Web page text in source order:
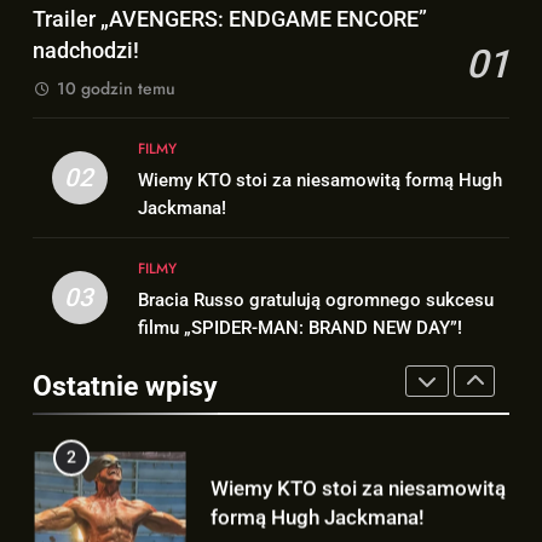
ENCORE” nadchodzi!
formą Hugh Jackmana!
FILMY
3
Bracia Russo gratulują
„SPIDER-MAN: BRAND NEW
DAY”!
FILMY
4
Wiemy, kiedy pojawi się DRUGI
TRAILER „AVENGERS:
DOOMSDAY”!
Trailer „AVENGERS: ENDGAME ENCORE”
nadchodzi!
01
10 godzin temu
02
FILMY
Wiemy KTO stoi za niesamowitą formą Hugh
Jackmana!
03
FILMY
Bracia Russo gratulują ogromnego sukcesu
filmu „SPIDER-MAN: BRAND NEW DAY”!
Ostatnie wpisy
Andrew Garfield stawia warunek
filmie „THE AMAZING SPIDER-
Trailer „AVENGERS: ENDGAME
ENCORE” nadchodzi!
2
Wiemy KTO stoi za niesamowitą
formą Hugh Jackmana!
FILMY
3
Bracia Russo gratulują
ogromnego sukcesu filmu